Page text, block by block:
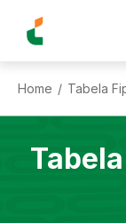
Home / Tabela